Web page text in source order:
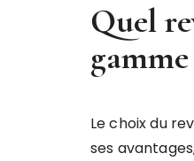
Quel
gamme
Le choix du
ses